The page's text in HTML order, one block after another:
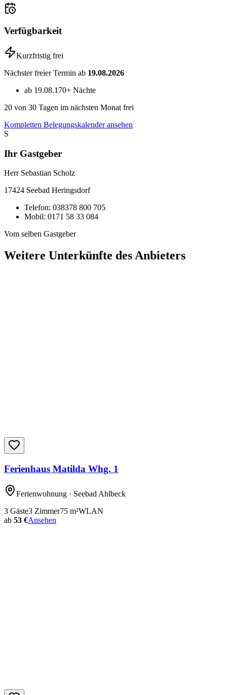
Verfügbarkeit
Kurzfristig frei
Nächster freier Termin ab 19.08.2026
ab 19.08.170+ Nächte
20 von 30 Tagen im nächsten Monat frei
Kompletten Belegungskalender ansehen
S
Ihr Gastgeber
Herr Sebastian Scholz
17424 Seebad Heringsdorf
Telefon: 038378 800 705
Mobil: 0171 58 33 084
Vom selben Gastgeber
Weitere Unterkünfte des Anbieters
Ferienhaus Matilda Whg. 1
Ferienwohnung · Seebad Ahlbeck
3 Gäste3 Zimmer75 m²WLAN
ab 53 €Ansehen